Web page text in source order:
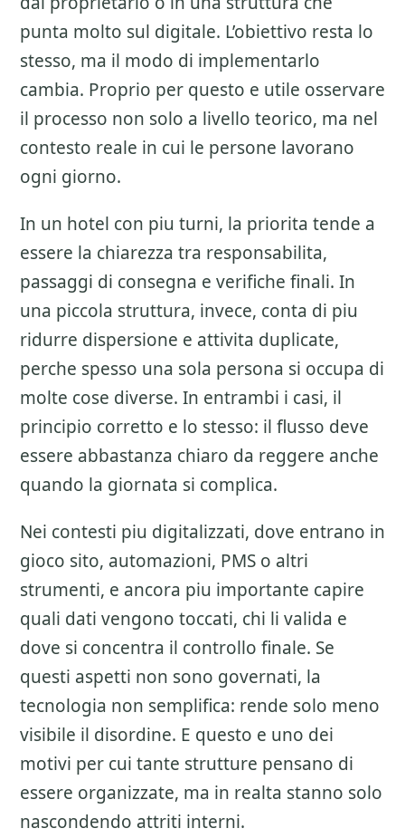
punta molto sul digitale. L’obiettivo resta lo
stesso, ma il modo di implementarlo
cambia. Proprio per questo e utile osservare
il processo non solo a livello teorico, ma nel
contesto reale in cui le persone lavorano
ogni giorno.
In un hotel con piu turni, la priorita tende a
essere la chiarezza tra responsabilita,
passaggi di consegna e verifiche finali. In
una piccola struttura, invece, conta di piu
ridurre dispersione e attivita duplicate,
perche spesso una sola persona si occupa di
molte cose diverse. In entrambi i casi, il
principio corretto e lo stesso: il flusso deve
essere abbastanza chiaro da reggere anche
quando la giornata si complica.
Nei contesti piu digitalizzati, dove entrano in
gioco sito, automazioni, PMS o altri
strumenti, e ancora piu importante capire
quali dati vengono toccati, chi li valida e
dove si concentra il controllo finale. Se
questi aspetti non sono governati, la
tecnologia non semplifica: rende solo meno
visibile il disordine. E questo e uno dei
motivi per cui tante strutture pensano di
essere organizzate, ma in realta stanno solo
nascondendo attriti interni.